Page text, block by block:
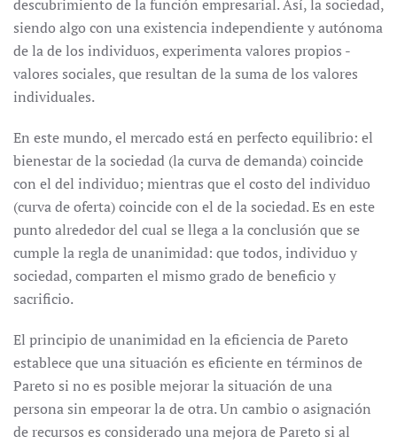
descubrimiento de la función empresarial. Así, la sociedad,
siendo algo con una existencia independiente y autónoma
de la de los individuos, experimenta valores propios -
valores sociales, que resultan de la suma de los valores
individuales.
En este mundo, el mercado está en perfecto equilibrio: el
bienestar de la sociedad (la curva de demanda) coincide
con el del individuo; mientras que el costo del individuo
(curva de oferta) coincide con el de la sociedad. Es en este
punto alrededor del cual se llega a la conclusión que se
cumple la regla de unanimidad: que todos, individuo y
sociedad, comparten el mismo grado de beneficio y
sacrificio.
El principio de unanimidad en la eficiencia de Pareto
establece que una situación es eficiente en términos de
Pareto si no es posible mejorar la situación de una
persona sin empeorar la de otra. Un cambio o asignación
de recursos es considerado una mejora de Pareto si al